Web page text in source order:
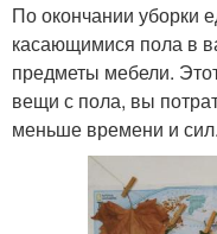
По окончании уборки
касающимися пола в
предметы мебели.
вещи с пола, вы
меньше времени и сил.